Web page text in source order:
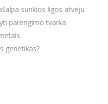
sunkios ligos atveju
parengimo tvarka
genetikas?